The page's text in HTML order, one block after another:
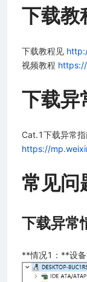
做一个灯神）
）
下载教
下载教程见
视频教程
下载异
Cat.1下载异常
https://
常见问
下载异常
**情况1：**设备